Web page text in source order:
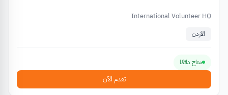
International Volunteer HQ
الأردن
متاح دائمًا
تقدم الآن